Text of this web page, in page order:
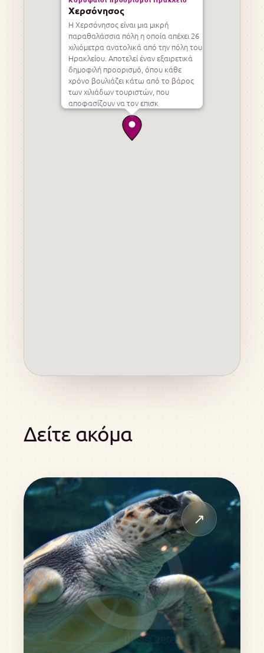
Χερσόνησος
Η Χερσόνησος είναι μια μικρή
παραθαλάσσια πόλη η οποία απέχει 26
χιλιόμετρα ανατολικά από την πόλη του
Ηρακλείου. Αποτελεί έναν εξαιρετικά
δημοφιλή προορισμό, όπου κάθε
χρόνο βουλιάζει κάτω από το βάρος
των χιλιάδων τουριστών, που
αποφασίζουν να τον επισκ
Δείτε ακόμα
↗